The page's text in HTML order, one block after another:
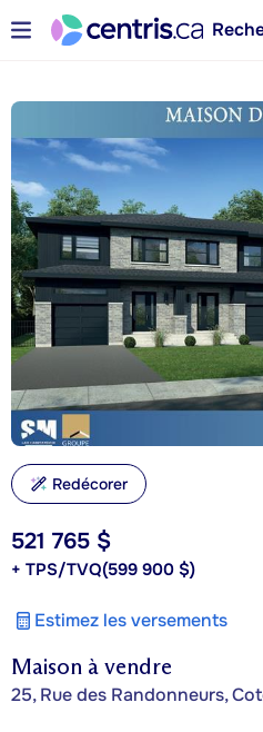
Maison à vendre
25, Rue des Randonneurs,
521 765 $
+ TPS/TVQ(599 900 $)
Estimez les versements
Redécorer